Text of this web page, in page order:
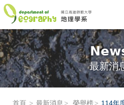
最新消
首頁 最新消息 榮譽榜 114年